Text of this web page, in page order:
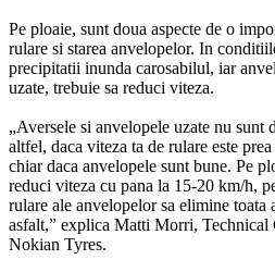
Pe ploaie, sunt doua aspecte de o
rulare si starea anvelopelor. In
precipitatii inunda carosabilul, iar
uzate, trebuie sa reduci viteza.
„Aversele si anvelopele uzate nu
altfel, daca viteza ta de rulare este
chiar daca anvelopele sunt bune. Pe
reduci viteza cu pana la 15-20 km/h,
rulare ale anvelopelor sa elimine toata
asfalt,” explica Matti Morri, Technical
Nokian Tyres.